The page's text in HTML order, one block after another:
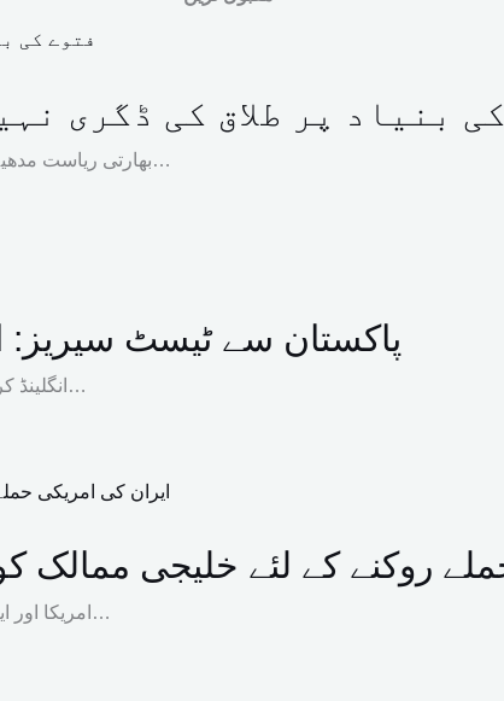
بنیاد پر طلاق کی ڈگری
بھارتی ریاست مدھیہ پردیش کی ہائیکورٹ نے مسلمان جوڑے کی طلاق سے متعلق کیس میں…
پاکستان سے ٹیسٹ سیریز:
انگلینڈ کرکٹ ٹیم نے پاکستان کے خلاف آئندہ ٹیسٹ سیریز کے لیے 16 رکنی اسکواڈ…
روکنے کے لئے خلیجی ممالک
امریکا اور ایران کے درمیان جاری کشیدگی کے دوران ایران نے خلیجی ممالک کے ساتھ…